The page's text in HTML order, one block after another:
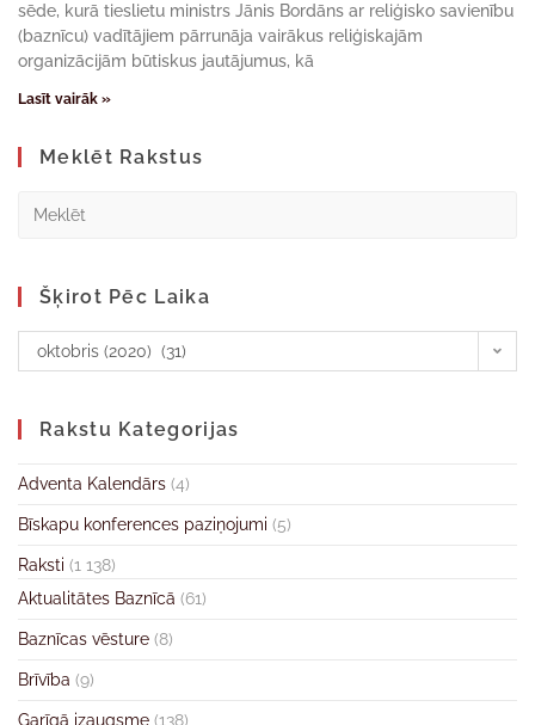
sēde, kurā tieslietu ministrs Jānis Bordāns ar reliģisko savienību
(baznīcu) vadītājiem pārrunāja vairākus reliģiskajām
organizācijām būtiskus jautājumus, kā
Lasīt vairāk »
Meklēt Rakstus
Šķirot Pēc Laika
oktobris (2020) (31)
Rakstu Kategorijas
Adventa Kalendārs (4)
Bīskapu konferences paziņojumi (5)
Raksti (1 138)
Aktualitātes Baznīcā (61)
Baznīcas vēsture (8)
Brīvība (9)
Garīgā izaugsme (138)